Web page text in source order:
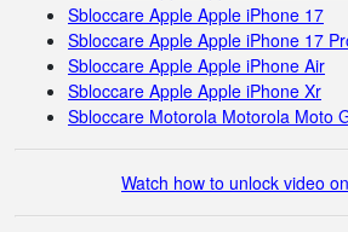
Sbloccare Apple Apple iPhone 17
Sbloccare Apple Apple iPhone 17
Sbloccare Apple Apple iPhone Air
Sbloccare Apple Apple iPhone Xr
Sbloccare Motorola Motorola Moto
Watch how to unlock video